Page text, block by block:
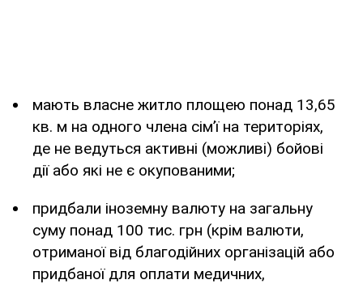
мають власне житло площею понад 13,65
кв. м на одного члена сім’ї на територіях,
де не ведуться активні (можливі) бойові
дії або які не є окупованими;
придбали іноземну валюту на загальну
суму понад 100 тис. грн (крім валюти,
отриманої від благодійних організацій або
придбаної для оплати медичних,